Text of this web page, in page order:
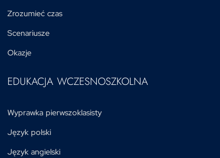
Zrozumieć czas
Scenariusze
Okazje
EDUKACJA WCZESNOSZKOLNA
Wyprawka pierwszoklasisty
Język polski
Język angielski